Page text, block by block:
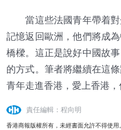
當這些法國青年帶着對
記憶返回歐洲，他們將成
橋樑。這正是說好中國故
的方式。筆者將繼續在這
青年走進香港，愛上香港，
責任編輯：程向明
香港商報版權所有，未經書面允許不得使用。